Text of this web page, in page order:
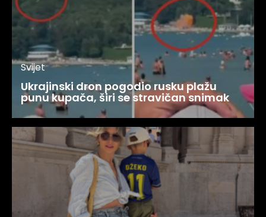
Svijet
Ukrajinski dron pogodio rusku plažu
punu kupača, širi se stravičan snimak